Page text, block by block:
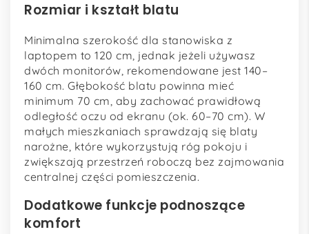
Rozmiar i kształt blatu
Minimalna szerokość dla stanowiska z
laptopem to 120 cm, jednak jeżeli używasz
dwóch monitorów, rekomendowane jest 140–
160 cm. Głębokość blatu powinna mieć
minimum 70 cm, aby zachować prawidłową
odległość oczu od ekranu (ok. 60–70 cm). W
małych mieszkaniach sprawdzają się blaty
narożne, które wykorzystują róg pokoju i
zwiększają przestrzeń roboczą bez zajmowania
centralnej części pomieszczenia.
Dodatkowe funkcje podnoszące
komfort